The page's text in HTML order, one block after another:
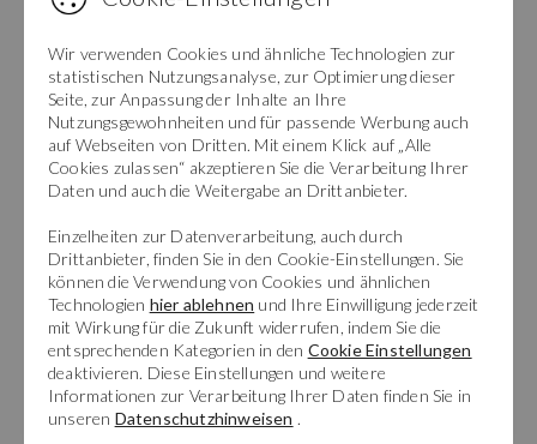
Villa in
Cannero Riviera
3 Zimmer
0m² Wohnfläche
260.000 €
Wir verwenden Cookies und ähnliche Technologien zur
statistischen Nutzungsanalyse, zur Optimierung dieser
Seite, zur Anpassung der Inhalte an Ihre
Nutzungsgewohnheiten und für passende Werbung auch
auf Webseiten von Dritten. Mit einem Klick auf „Alle
Cookies zulassen“ akzeptieren Sie die Verarbeitung Ihrer
Daten und auch die Weitergabe an Drittanbieter.
Einzelheiten zur Datenverarbeitung, auch durch
Drittanbieter, finden Sie in den Cookie-Einstellungen. Sie
können die Verwendung von Cookies und ähnlichen
Technologien hier ablehnen und Ihre Einwilligung jederzeit
mit Wirkung für die Zukunft widerrufen, indem Sie die
entsprechenden Kategorien in den Cookie Einstellungen
deaktivieren. Diese Einstellungen und weitere
Informationen zur Verarbeitung Ihrer Daten finden Sie in
unseren Datenschutzhinweisen .